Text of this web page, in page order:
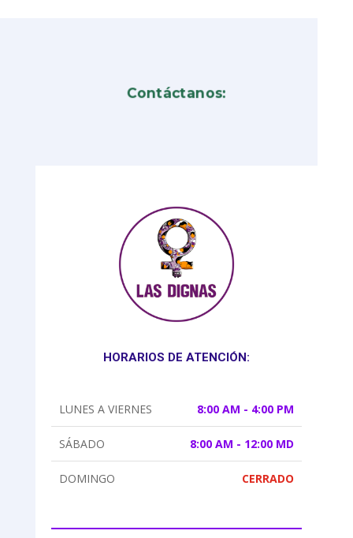
Contáctanos:
HORARIOS DE ATENCIÓN:
LUNES A VIERNES 8:00 AM - 4:00 PM
SÁBADO 8:00 AM - 12:00 MD
DOMINGO CERRADO